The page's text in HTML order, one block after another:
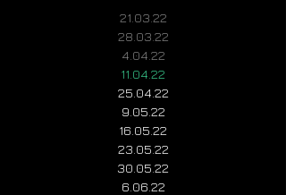
21.03.22
28.03.22
4.04.22
11.04.22
25.04.22
9.05.22
16.05.22
23.05.22
30.05.22
6.06.22